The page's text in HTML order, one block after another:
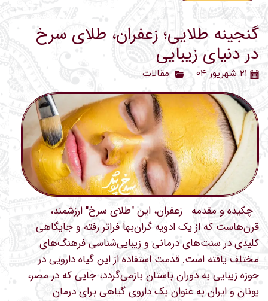
گنجینه طلایی؛ زعفران، طلای سرخ
در دنیای زیبایی
۲۱ شهریور ۰۴ مقالات
چکیده و مقدمه زعفران، این "طلای سرخ" ارزشمند،
قرن‌هاست که از یک ادویه گران‌بها فراتر رفته و جایگاهی
کلیدی در سنت‌های درمانی و زیبایی‌شناسی فرهنگ‌های
مختلف یافته است. قدمت استفاده از این گیاه دارویی در
حوزه زیبایی به دوران باستان بازمی‌گردد، جایی که در مصر،
یونان و ایران به عنوان یک داروی گیاهی برای درمان